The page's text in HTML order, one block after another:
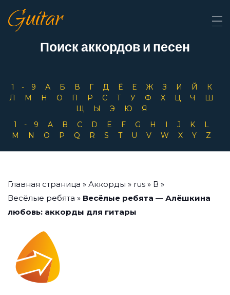
Guitar
Поиск аккордов и песен
1-9 А Б В Г Д Ё Е Ж З И Й
К
Л
М Н О П Р С Т У Ф Х Ц Ч
Ш
Щ
Ы Э Ю
Я
1-9
A B C D E F G H I J K
L
M
N O P Q R S T U V W X Y Z
Главная страница » Аккорды » rus » В »
Весёлые ребята » Весёлые ребята — Алёшкина
любовь: аккорды для гитары